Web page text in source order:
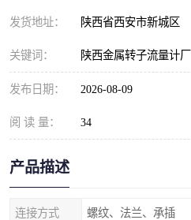
发货地址： 陕西省西安市新城区
关键词： 陕西金属转子流量计厂
发布日期： 2026-08-09
阅 读 量： 34
产品描述
连接方式 螺纹、法兰、承插